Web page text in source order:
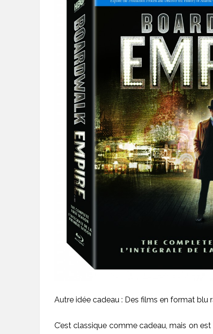
Autre idée cadeau : Des films en format blu
C’est classique comme cadeau, mais on